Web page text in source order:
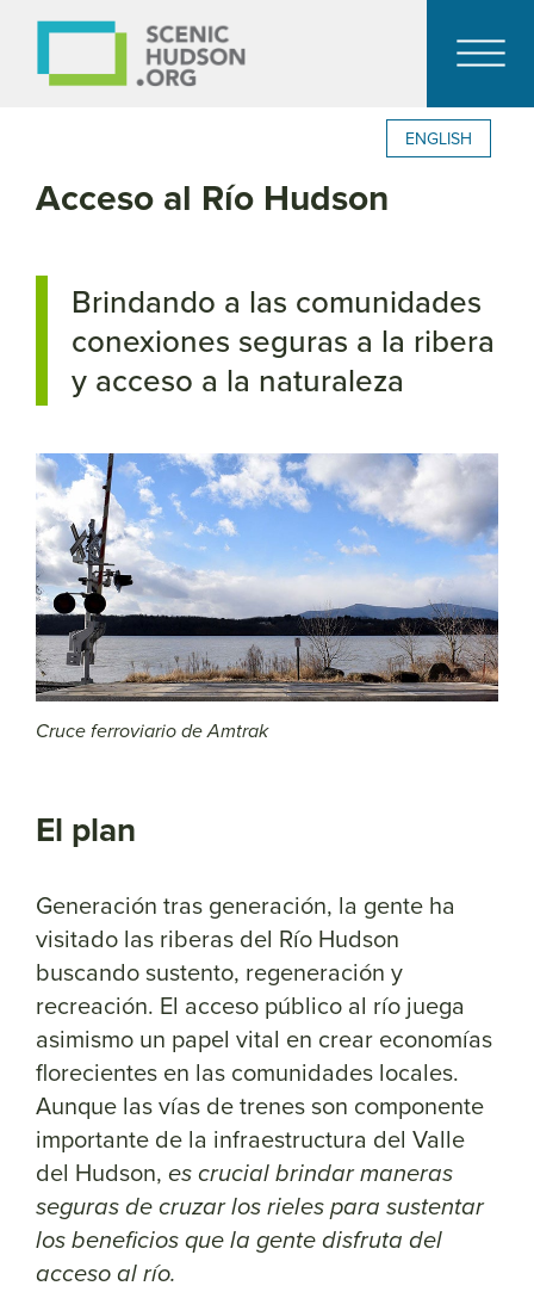
ENGLISH
Acceso al Río Hudson
Brindando a las comunidades
conexiones seguras a la ribera
y acceso a la naturaleza
Cruce ferroviario de Amtrak
El plan
Generación tras generación, la gente ha
visitado las riberas del Río Hudson
buscando sustento, regeneración y
recreación. El acceso público al río juega
asimismo un papel vital en crear economías
florecientes en las comunidades locales.
Aunque las vías de trenes son componente
importante de la infraestructura del Valle
del Hudson, es crucial brindar maneras
seguras de cruzar los rieles para sustentar
los beneficios que la gente disfruta del
acceso al río.